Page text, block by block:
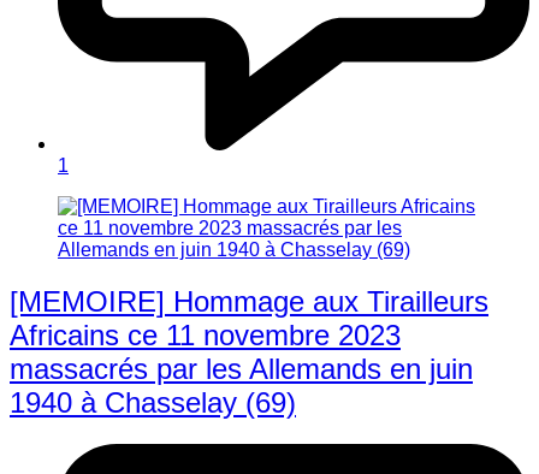
1
[MEMOIRE] Hommage aux Tirailleurs
Africains ce 11 novembre 2023
massacrés par les Allemands en juin
1940 à Chasselay (69)